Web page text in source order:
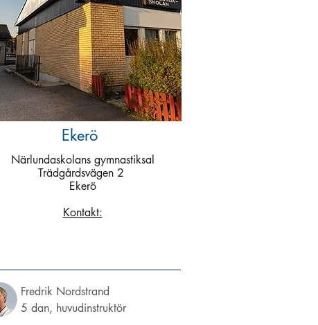
Ekerö
Närlundaskolans gymnastiksal
Trädgårdsvägen 2
Ekerö
Kontakt:
Fredrik Nordstrand
5 dan, huvudinstruktör